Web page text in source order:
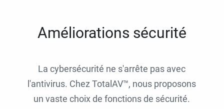
Améliorations sécurité
La cybersécurité ne s'arrête pas avec
l'antivirus. Chez TotalAV™, nous proposons
un vaste choix de fonctions de sécurité.